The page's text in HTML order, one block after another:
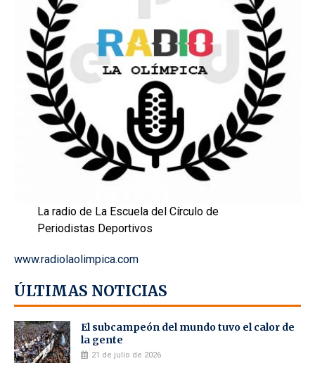
La radio de La Escuela del Círculo de
Periodistas Deportivos
www.radiolaolimpica.com
ÚLTIMAS NOTICIAS
El subcampeón del mundo tuvo el calor de
la gente
21 de julio de 2026